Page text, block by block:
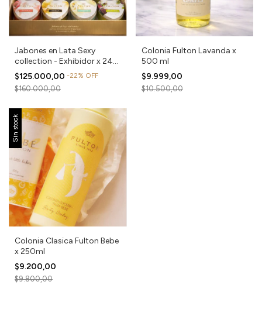
Jabones en Lata Sexy
collection - Exhibidor x 24
unidades
$125.000,00 -22% OFF
$160.000,00
Colonia Fulton Lavanda x
500 ml
$9.999,00
$10.500,00
Sin stock
Colonia Clasica Fulton Bebe
x 250ml
$9.200,00
$9.800,00